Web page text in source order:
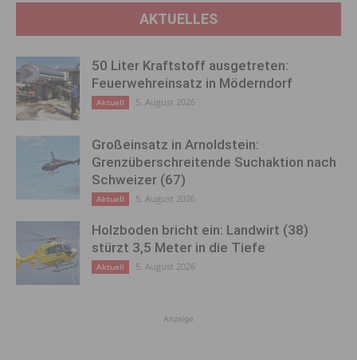
AKTUELLES
50 Liter Kraftstoff ausgetreten:
Feuerwehreinsatz in Möderndorf
Aktuell 5. August 2026
Großeinsatz in Arnoldstein:
Grenzüberschreitende Suchaktion nach
Schweizer (67)
Aktuell 5. August 2026
Holzboden bricht ein: Landwirt (38)
stürzt 3,5 Meter in die Tiefe
Aktuell 5. August 2026
Anzeige